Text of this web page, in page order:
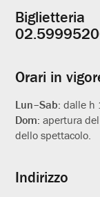
utili
Biglietteria
Orari in
Lun–Sab:dalle h
Dom:apertura
dello spettacolo.
Indirizzo